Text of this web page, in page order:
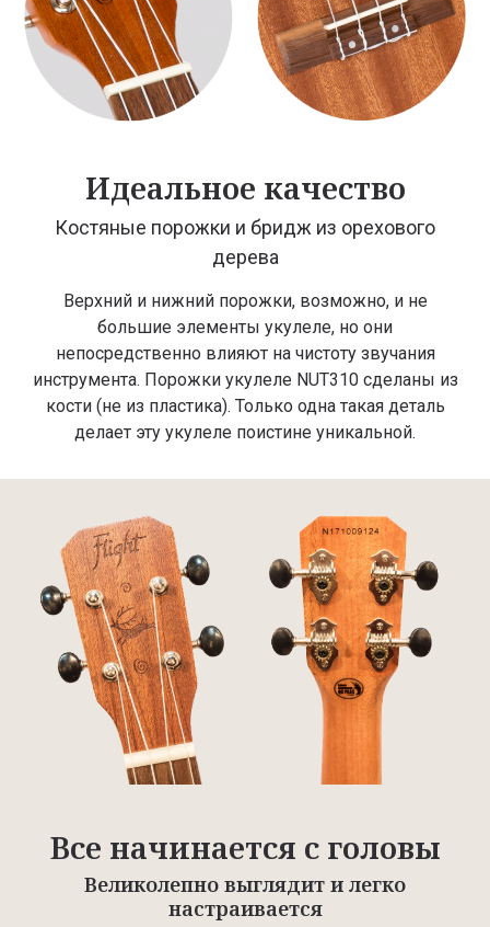
Идеальное качество
Костяные порожки и бридж из орехового
дерева
Верхний и нижний порожки, возможно, и не
большие элементы укулеле, но они
непосредственно влияют на чистоту звучания
инструмента. Порожки укулеле NUT310 сделаны из
кости (не из пластика). Только одна такая деталь
делает эту укулеле поистине уникальной.
Все начинается с головы
Великолепно выглядит и легко
настраивается